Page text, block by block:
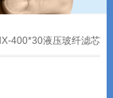
400*30液压玻纤滤芯